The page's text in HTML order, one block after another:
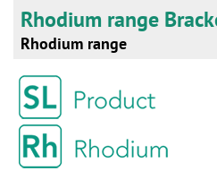
Rhodium range
Rhodium range